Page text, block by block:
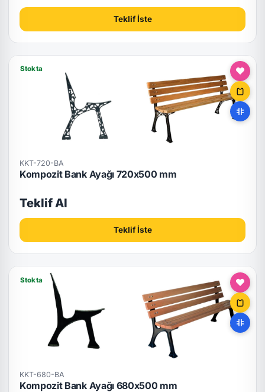
Teklif İste
Stokta
KKT-720-BA
Kompozit Bank Ayağı 720x500 mm
Teklif Al
Teklif İste
Stokta
KKT-680-BA
Kompozit Bank Ayağı 680x500 mm